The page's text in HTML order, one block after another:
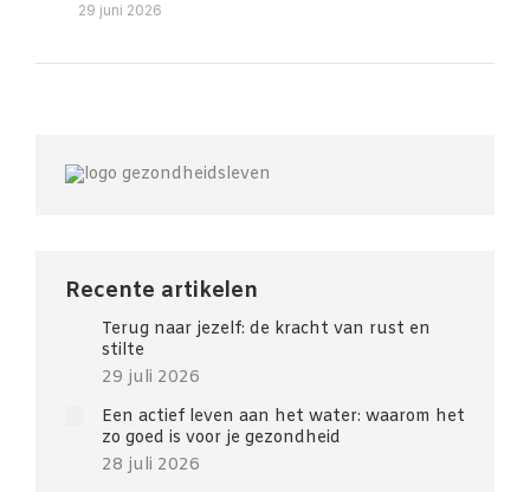
29 juni 2026
Recente artikelen
Terug naar jezelf: de kracht van rust en
stilte
29 juli 2026
Een actief leven aan het water: waarom het
zo goed is voor je gezondheid
28 juli 2026